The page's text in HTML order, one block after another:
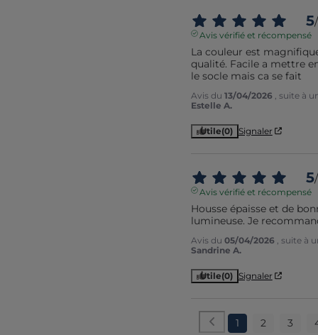
5/
Avis vérifié et récompensé
La couleur est
qualité. Facile a mettre
le socle mais ca se fait
Avis du 13/04/2026
, suite à
Estelle A.
Utile(0) Signaler
5/
Avis vérifié et récompensé
Housse épaisse et de
lumineuse. Je
Avis du 05/04/2026
, suite à
Sandrine A.
Utile(0) Signaler
1 2 3